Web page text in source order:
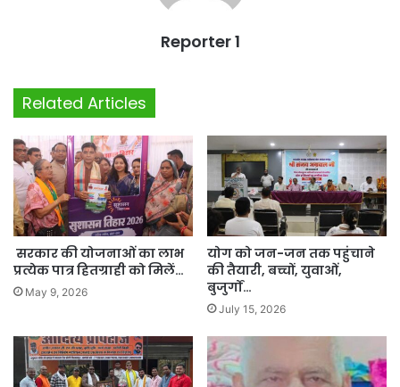
Reporter 1
Related Articles
सरकार की योजनाओं का लाभ
प्रत्येक पात्र हितग्राही को मिलें…
May 9, 2026
योग को जन-जन तक पहुंचाने
की तैयारी, बच्चों, युवाओं,
बुजुर्गों…
July 15, 2026